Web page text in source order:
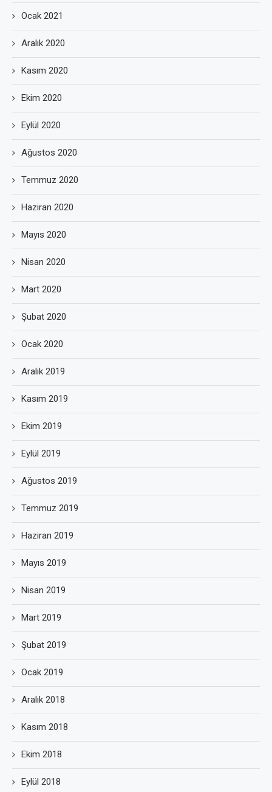
Ocak 2021
Aralık 2020
Kasım 2020
Ekim 2020
Eylül 2020
Ağustos 2020
Temmuz 2020
Haziran 2020
Mayıs 2020
Nisan 2020
Mart 2020
Şubat 2020
Ocak 2020
Aralık 2019
Kasım 2019
Ekim 2019
Eylül 2019
Ağustos 2019
Temmuz 2019
Haziran 2019
Mayıs 2019
Nisan 2019
Mart 2019
Şubat 2019
Ocak 2019
Aralık 2018
Kasım 2018
Ekim 2018
Eylül 2018